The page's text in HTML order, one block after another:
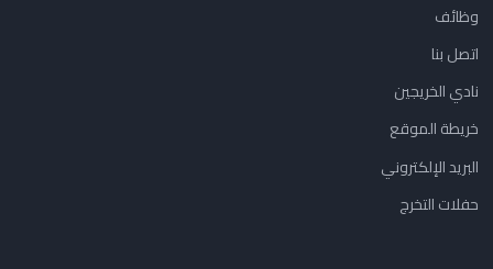
وظائف
اتصل بنا
نادي الخريجين
خريطة الموقع
البريد الإلكتروني
حفلات التخرج